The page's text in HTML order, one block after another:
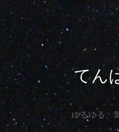
てん
ゆるゆる、